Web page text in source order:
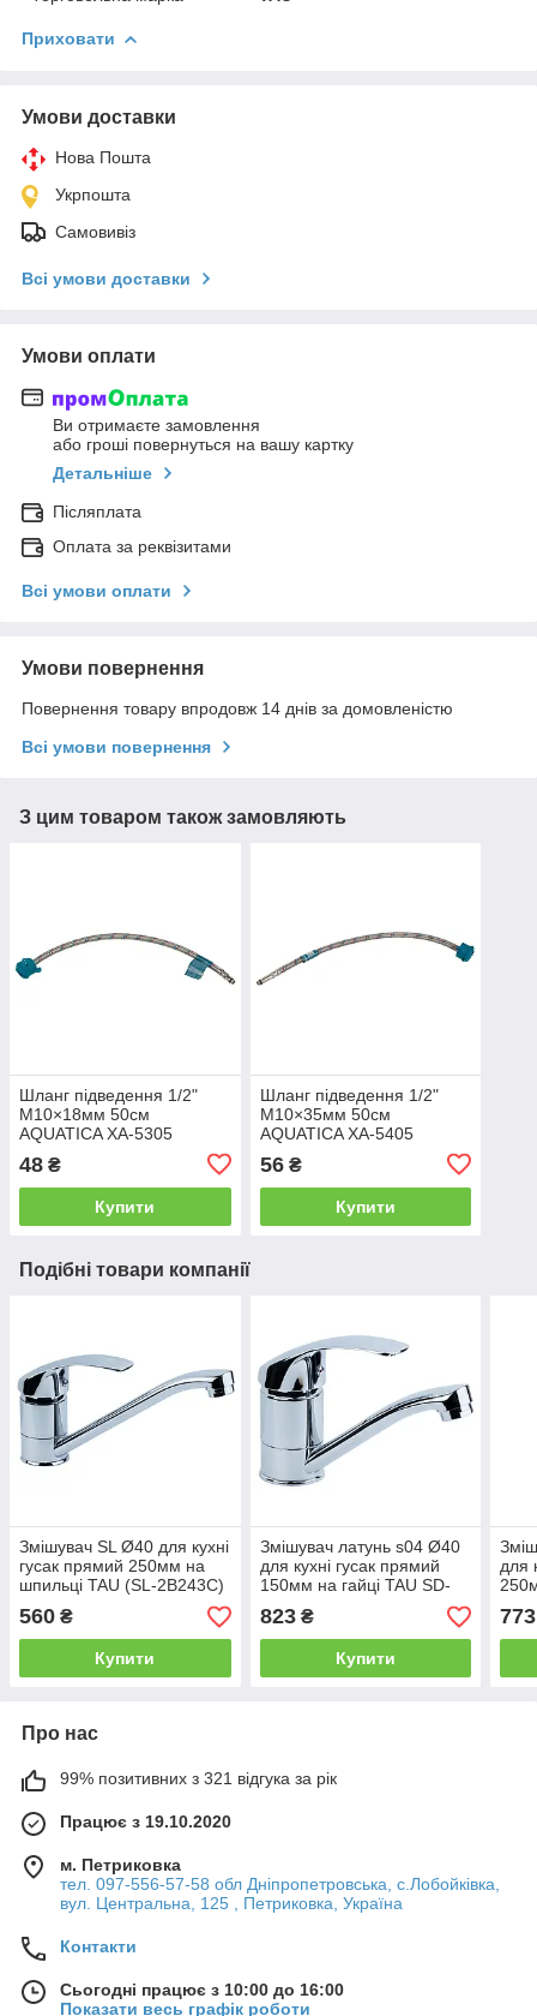
Приховати
Умови доставки
Нова Пошта
Укрпошта
Самовивіз
Всі умови доставки
Умови оплати
Ви отримаєте замовлення
або гроші повернуться на вашу картку
Детальніше
Післяплата
Оплата за реквізитами
Всі умови оплати
Умови повернення
Повернення товару впродовж 14 днів за домовленістю
Всі умови повернення
З цим товаром також замовляють
Шланг підведення 1/2"
М10×18мм 50см
AQUATICA XA-5305
48 ₴
Купити
Шланг підведення 1/2"
М10×35мм 50см
AQUATICA XA-5405
56₴
Купити
Подібні товари компанії
Змішувач SL Ø40 для кухні
гусак прямий 250мм на
шпильці TAU (SL-2B243C)
560 ₴
Купити
Змішувач латунь s04 Ø40
для кухні гусак прямий
150мм на гайці TAU SD-
1B143C (9804100)
823₴
Купити
для
773
Про нас
99% позитивних з 321 відгука за рік
Працює з 19.10.2020
м. Петриковка
тел. 097-556-57-58 обл Дніпропетровська, с.Лобойківка,
вул. Центральна, 125 , Петриковка, Україна
Контакти
Сьогодні працює з 10:00 до 16:00
Показати весь графік роботи